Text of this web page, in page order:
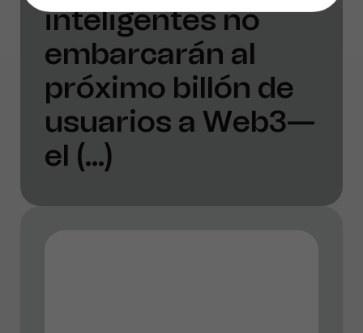
inteligentes no
embarcarán al
próximo billón de
usuarios a Web3—
el (...)